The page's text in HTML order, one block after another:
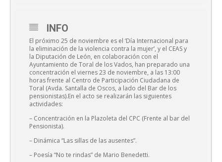
INFO
El próximo 25 de noviembre es el ‘Día Internacional para
la eliminación de la violencia contra la mujer’, y el CEAS y
la Diputación de León, en colaboración con el
Ayuntamiento de Toral de los Vados, han preparado una
concentración el viernes 23 de noviembre, a las 13:00
horas frente al Centro de Participación Ciudadana de
Toral (Avda. Santalla de Oscos, a lado del Bar de los
pensionistas).En el acto se realizarán las siguientes
actividades:
– Concentración en la Plazoleta del CPC (Frente al bar del
Pensionista).
– Dinámica “Las sillas de las ausentes”.
– Poesía “No te rindas” de Mario Benedetti.